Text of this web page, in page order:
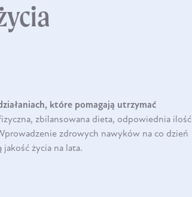
które pomagają utrzymać
zbilansowana dieta, odpowiednia ilość
zdrowych nawyków na co dzień
życia na lata.